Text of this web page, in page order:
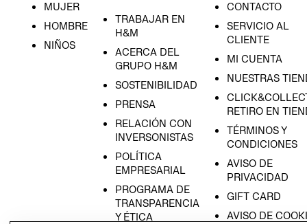
MUJER
HOMBRE
NIÑOS
TRABAJAR EN
H&M
ACERCA DEL
GRUPO H&M
SOSTENIBILIDAD
PRENSA
RELACIÓN CON
INVERSONISTAS
POLÍTICA
EMPRESARIAL
PROGRAMA DE
TRANSPARENCIA
Y ÉTICA
CONTACTO
SERVICIO AL
CLIENTE
MI CUENTA
NUESTRAS
RETIRO EN
TÉRMINOS Y
CONDICIONES
AVISO DE
PRIVACIDAD
GIFT CARD
AVISO DE